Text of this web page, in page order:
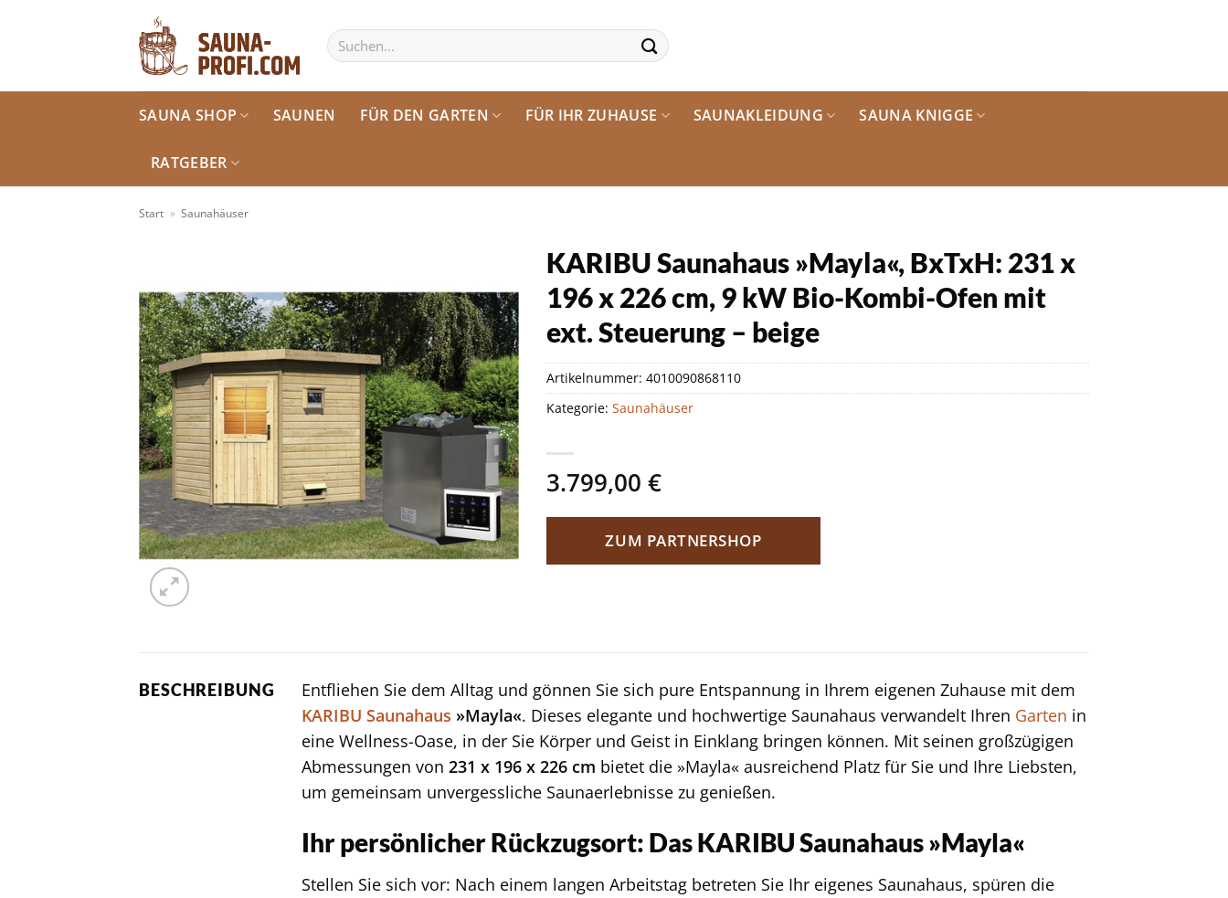
Suchen
nach:
SAUNA SHOP SAUNEN FÜR DEN GARTEN FÜR IHR ZUHAUSE SAUNAKLEIDUNG SAUNA KNIGGE
RATGEBER
Start » Saunahäuser
KARIBU Saunahaus »Mayla«, BxTxH: 231 x
196 x 226 cm, 9 kW Bio-Kombi-Ofen mit
ext. Steuerung – beige
3.799,00 €
ZUM PARTNERSHOP
Artikelnummer: 4010090868110
Kategorie: Saunahäuser
BESCHREIBUNG
Entfliehen Sie dem Alltag und gönnen Sie sich pure Entspannung in Ihrem eigenen Zuhause mit dem
KARIBU Saunahaus »Mayla«. Dieses elegante und hochwertige Saunahaus verwandelt Ihren Garten in
eine Wellness-Oase, in der Sie Körper und Geist in Einklang bringen können. Mit seinen großzügigen
Abmessungen von231 x 196 x 226 cm bietet die »Mayla« ausreichend Platz für Sie und Ihre Liebsten,
um gemeinsam unvergessliche Saunaerlebnisse zu genießen.
Ihr persönlicher Rückzugsort: Das KARIBU Saunahaus »Mayla«
Stellen Sie sich vor: Nach einem langen Arbeitstag betreten Sie Ihr eigenes Saunahaus, spüren die